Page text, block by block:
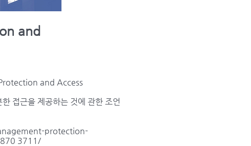
and
and Access
접근을 제공하는 것에 관한 조언
protection-
3711/